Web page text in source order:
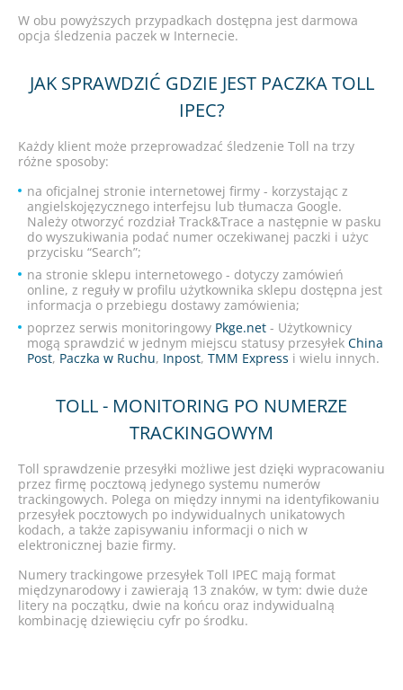
W obu powyższych przypadkach dostępna jest darmowa
opcja śledzenia paczek w Internecie.
JAK SPRAWDZIĆ GDZIE JEST PACZKA TOLL
IPEC?
Każdy klient może przeprowadzać śledzenie Toll na trzy
różne sposoby:
na oficjalnej stronie internetowej firmy - korzystając z
angielskojęzycznego interfejsu lub tłumacza Google.
Należy otworzyć rozdział Track&Trace a następnie w pasku
do wyszukiwania podać numer oczekiwanej paczki i użyc
przycisku “Search”;
na stronie sklepu internetowego - dotyczy zamówień
online, z reguły w profilu użytkownika sklepu dostępna jest
informacja o przebiegu dostawy zamówienia;
poprzez serwis monitoringowy Pkge.net - Użytkownicy
mogą sprawdzić w jednym miejscu statusy przesyłek China
Post, Paczka w Ruchu, Inpost, TMM Express i wielu innych.
TOLL - MONITORING PO NUMERZE
TRACKINGOWYM
Toll sprawdzenie przesyłki możliwe jest dzięki wypracowaniu
przez firmę pocztową jedynego systemu numerów
trackingowych. Polega on między innymi na identyfikowaniu
przesyłek pocztowych po indywidualnych unikatowych
kodach, a także zapisywaniu informacji o nich w
elektronicznej bazie firmy.
Numery trackingowe przesyłek Toll IPEC mają format
międzynarodowy i zawierają 13 znaków, w tym: dwie duże
litery na początku, dwie na końcu oraz indywidualną
kombinację dziewięciu cyfr po środku.